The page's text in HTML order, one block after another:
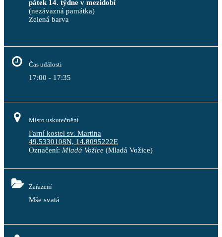
pátek 14. týdne v mezidobí
(nezávazná památka)
Zelená barva
Čas události
17:00 - 17:35
Místo uskutečnění
Farní kostel sv. Martina
49.5330108N, 14.8095222E
Označení: Mladá Vožice (Mladá Vožice)
Zařazení
Mše svatá